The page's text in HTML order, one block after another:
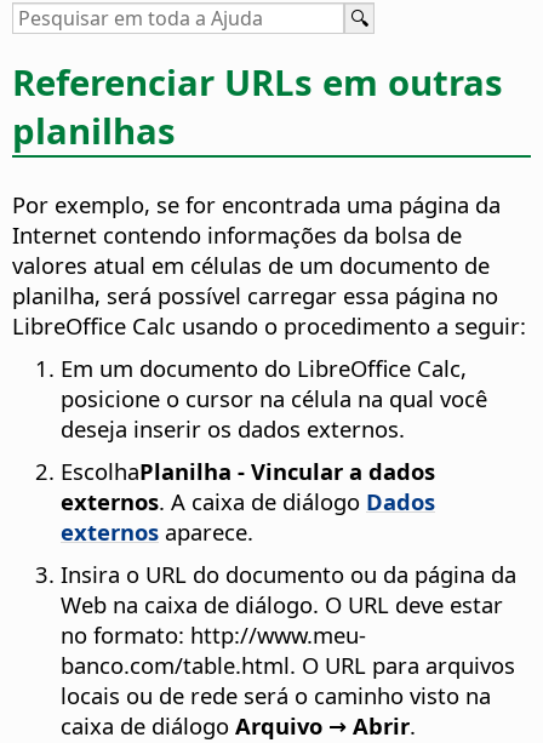
Referenciar URLs em outras
planilhas
Por exemplo, se for encontrada uma página da
Internet contendo informações da bolsa de
valores atual em células de um documento de
planilha, será possível carregar essa página no
LibreOffice Calc usando o procedimento a seguir:
Em um documento do LibreOffice Calc,
posicione o cursor na célula na qual você
deseja inserir os dados externos.
EscolhaPlanilha - Vincular a dados
externos. A caixa de diálogo Dados
externos aparece.
Insira o URL do documento ou da página da
Web na caixa de diálogo. O URL deve estar
no formato: http://www.meu-
banco.com/table.html. O URL para arquivos
locais ou de rede será o caminho visto na
caixa de diálogo Arquivo → Abrir.